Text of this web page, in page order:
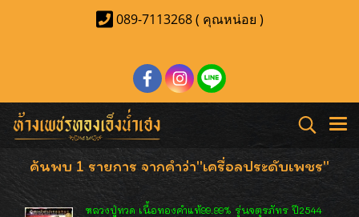
089-7113268 ( คุณหน่อย )
ค้นพบ 1 รายการ จากคำว่า"เครื่อลประดับเพชร"
หลวงปู่ทวด เนื้อทองคำแท้99.99% รุ่นจตุรภัทร ปี2544